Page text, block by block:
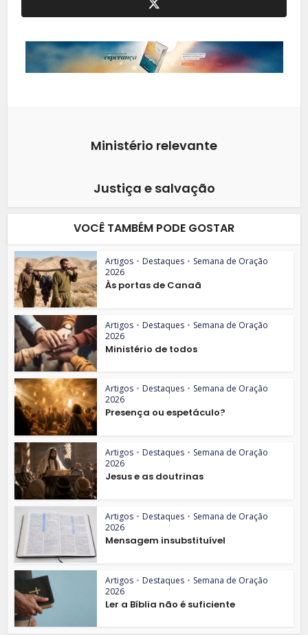
Ministério relevante
Justiça e salvação
VOCÊ TAMBÉM PODE GOSTAR
Artigos • Destaques • Semana de Oração
2026
Às portas de Canaã
Artigos • Destaques • Semana de Oração
2026
Ministério de todos
Artigos • Destaques • Semana de Oração
2026
Presença ou espetáculo?
Artigos • Destaques • Semana de Oração
2026
Jesus e as doutrinas
Artigos • Destaques • Semana de Oração
2026
Mensagem insubstituível
Artigos • Destaques • Semana de Oração
2026
Ler a Bíblia não é suficiente